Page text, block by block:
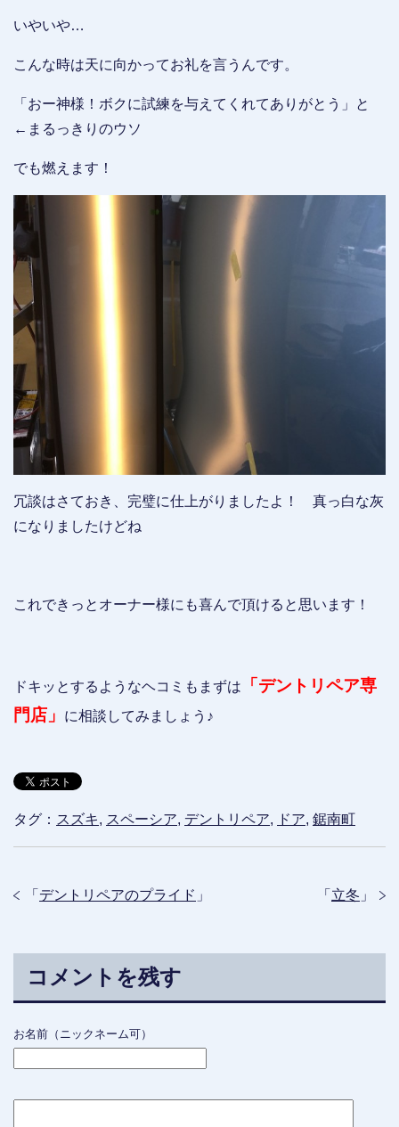
いやいや…
こんな時は天に向かってお礼を言うんです。
「おー神様！ボクに試練を与えてくれてありがとう」と
←まるっきりのウソ
でも燃えます！
冗談はさておき、完璧に仕上がりましたよ！ 真っ白な灰
になりましたけどね
これできっとオーナー様にも喜んで頂けると思います！
ドキッとするようなヘコミもまずは
「デントリペア専
門店」
に相談してみましょう♪
タグ： スズキ, スペーシア, デントリペア, ドア, 鋸南町
「 立冬 」
「 デントリペアのプライド 」
コメントを残す
お名前（ニックネーム可）